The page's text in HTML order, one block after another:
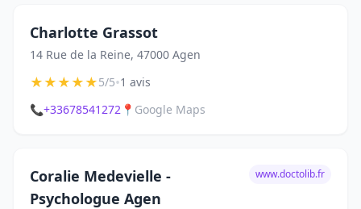
Charlotte Grassot
14 Rue de la Reine, 47000 Agen
★★★★★5/5•1 avis
📞+33678541272 📍 Google Maps
Coralie Medevielle -
Psychologue Agen
www.doctolib.fr